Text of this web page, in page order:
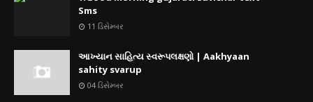
Sms
11 ડિસેમ્બર
આખ્યાન સાહિત્ય સ્વરૂપલક્ષણો | Aakhyaan
sahity svarup
04 ડિસેમ્બર